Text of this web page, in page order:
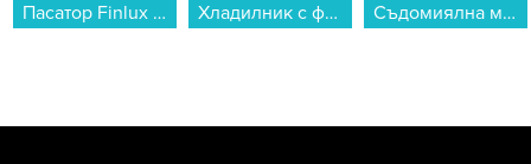
Пасатор Finlux FHB-2707LP , 1200 W... Хладилник с фризер Finlux FXCA 31310 REE RETRO , 268 l, E , Статична , Червен... Съдомиялна машина за вграждане Crown DWC4522BI , 10 комплекта, 45 Ш, мм, E...